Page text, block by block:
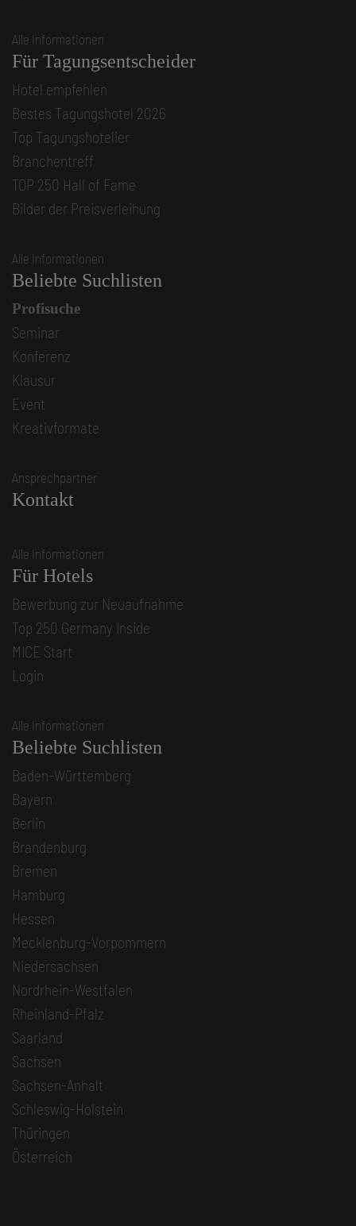
Alle Informationen
Für Tagungsentscheider
Hotel empfehlen
Bestes Tagungshotel 2026
Top Tagungshotelier
Branchentreff
TOP 250 Hall of Fame
Bilder der Preisverleihung
Alle Informationen
Beliebte Suchlisten
Profisuche
Seminar
Konferenz
Klausur
Event
Kreativformate
Ansprechpartner
Kontakt
Alle Informationen
Für Hotels
Bewerbung zur Neuaufnahme
Top 250 Germany Inside
MICE Start
Login
Alle Informationen
Beliebte Suchlisten
Baden-Württemberg
Bayern
Berlin
Brandenburg
Bremen
Hamburg
Hessen
Mecklenburg-Vorpommern
Niedersachsen
Nordrhein-Westfalen
Rheinland-Pfalz
Saarland
Sachsen
Sachsen-Anhalt
Schleswig-Holstein
Thüringen
Österreich